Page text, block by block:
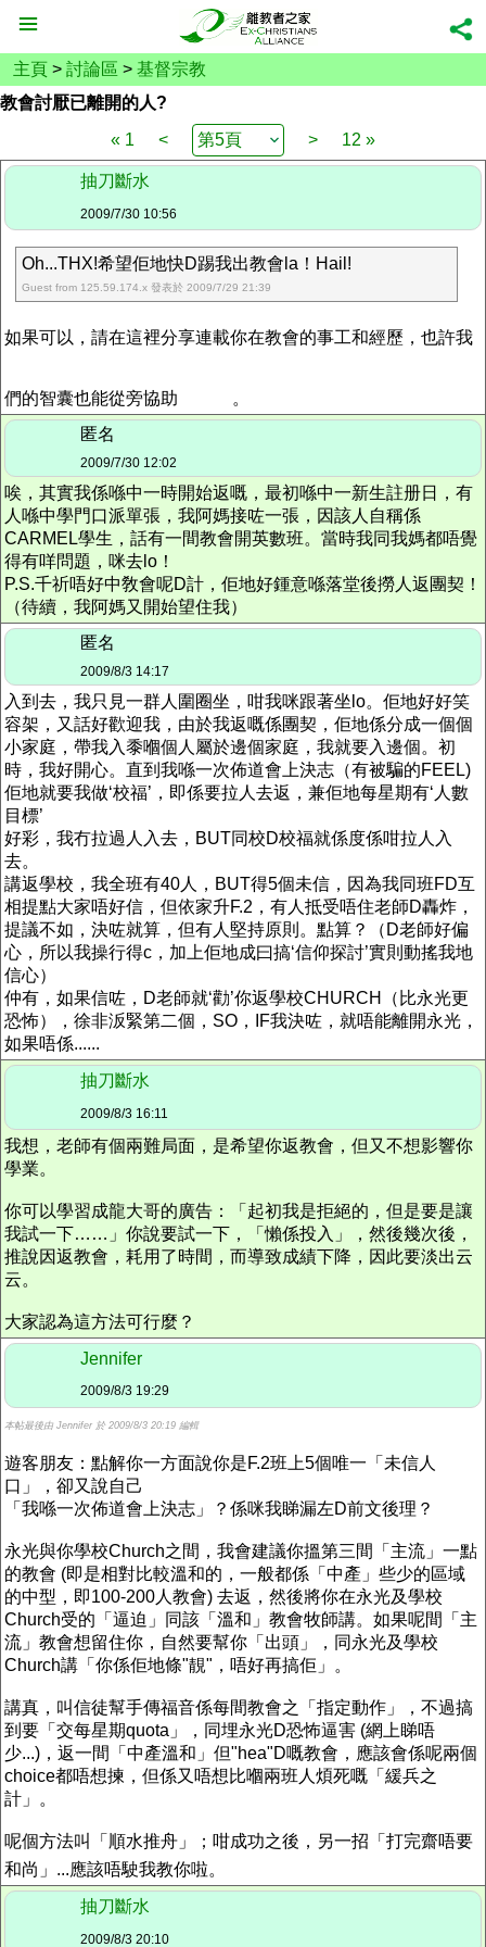
主頁 > 討論區 > 基督宗教
教會討厭已離開的人?
« 1
< > 12 »
抽刀斷水
2009/7/30 10:56
Oh...THX!希望佢地快D踢我出教會la！Hail!
Guest from 125.59.174.x 發表於 2009/7/29 21:39
如果可以，請在這裡分享連載你在教會的事工和經歷，也許我
們的智囊也能從旁協助
。
匿名
2009/7/30 12:02
唉，其實我係喺中一時開始返嘅，最初喺中一新生註册日，有
人喺中學門口派單張，我阿媽接咗一張，因該人自稱係
CARMEL學生，話有一間教會開英數班。當時我同我媽都唔覺
得有咩問題，咪去lo！
P.S.千祈唔好中敎會呢D計，佢地好鍾意喺落堂後撈人返團契！
（待續，我阿媽又開始望住我）
匿名
2009/8/3 14:17
入到去，我只見一群人圍圈坐，咁我咪跟著坐lo。佢地好好笑
容架，又話好歡迎我，由於我返嘅係團契，佢地係分成一個個
小家庭，帶我入黍嗰個人屬於邊個家庭，我就要入邊個。初
時，我好開心。直到我喺一次佈道會上決志（有被騙的FEEL)
佢地就要我做‘校福’，即係要拉人去返，兼佢地每星期有‘人數
目標’
好彩，我冇拉過人入去，BUT同校D校福就係度係咁拉人入
去。
講返學校，我全班有40人，BUT得5個未信，因為我同班FD互
相提點大家唔好信，但依家升F.2，有人抵受唔住老師D轟炸，
提議不如，決咗就算，但有人堅持原則。點算？（D老師好偏
心，所以我操行得c，加上佢地成曰搞‘信仰探討’實則動搖我地
信心）
仲有，如果信咗，D老師就‘勸’你返學校CHURCH（比永光更
恐怖），徐非汳緊第二個，SO，IF我決咗，就唔能離開永光，
如果唔係......
抽刀斷水
2009/8/3 16:11
我想，老師有個兩難局面，是希望你返教會，但又不想影響你
學業。
你可以學習成龍大哥的廣告：「起初我是拒絕的，但是要是讓
我試一下……」你說要試一下，「懶係投入」，然後幾次後，
推說因返教會，耗用了時間，而導致成績下降，因此要淡出云
云。
大家認為這方法可行麼？
Jennifer
2009/8/3 19:29
本帖最後由 Jennifer 於 2009/8/3 20:19 編輯
遊客朋友：點解你一方面說你是F.2班上5個唯一「未信人
口」，卻又說自己
「我喺一次佈道會上決志」？係咪我睇漏左D前文後理？
永光與你學校Church之間，我會建議你搵第三間「主流」一點
的教會 (即是相對比較溫和的，一般都係「中產」些少的區域
的中型，即100-200人教會) 去返，然後將你在永光及學校
Church受的「逼迫」同該「溫和」教會牧師講。如果呢間「主
流」教會想留住你，自然要幫你「出頭」，同永光及學校
Church講「你係佢地條"靚"，唔好再搞佢」。
講真，叫信徒幫手傳福音係每間教會之「指定動作」，不過搞
到要「交每星期quota」，同埋永光D恐怖逼害 (網上睇唔
少...)，返一間「中產溫和」但"hea"D嘅教會，應該會係呢兩個
choice都唔想揀，但係又唔想比嗰兩班人煩死嘅「緩兵之
計」。
呢個方法叫「順水推舟」；咁成功之後，另一招「打完齋唔要
和尚」...應該唔駛我教你啦。
抽刀斷水
2009/8/3 20:10